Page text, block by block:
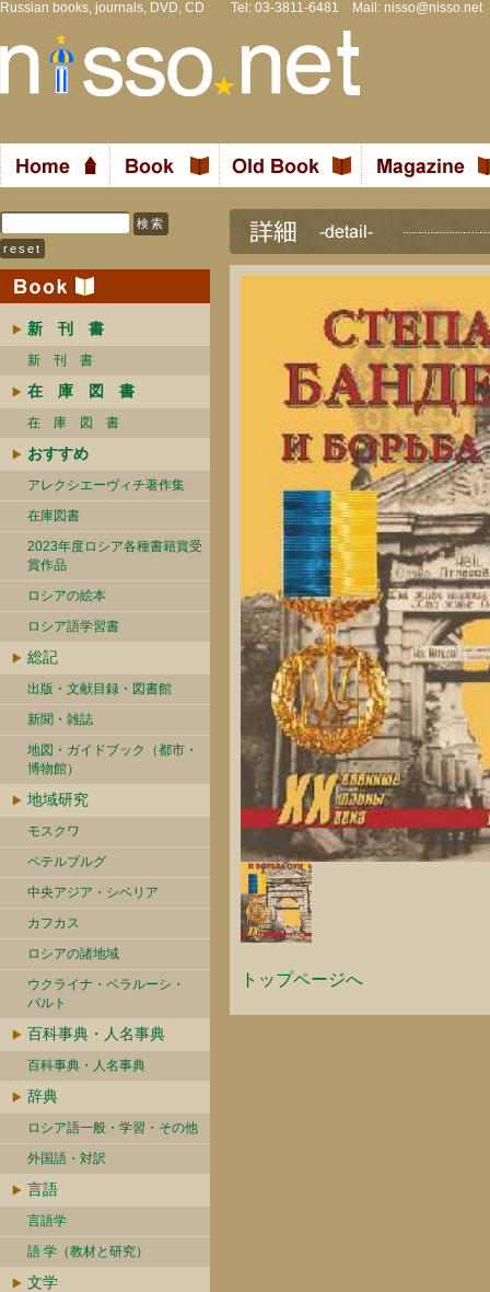
Russian books, journals, DVD, CD Tel: 03-3811-6481 Mail: nisso@nisso.net
新 刊 書
新 刊 書
在 庫 図 書
在 庫 図 書
おすすめ
アレクシエーヴィチ著作集
在庫図書
2023年度ロシア各種書籍賞受
賞作品
ロシアの絵本
ロシア語学習書
総記
出版・文献目録・図書館
新聞・雑誌
地図・ガイドブック（都市・
博物館）
地域研究
モスクワ
ペテルブルグ
中央アジア・シベリア
カフカス
ロシアの諸地域
ウクライナ・ベラルーシ・
バルト
百科事典・人名事典
百科事典・人名事典
辞典
ロシア語一般・学習・その他
外国語・対訳
言語
言語学
語 学（教材と研究）
文学
トップページへ